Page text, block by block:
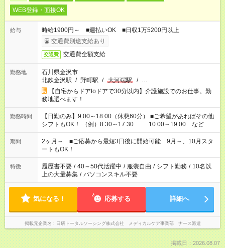
WEB登録・面接OK
給与
時給1900円～ ■週払いOK ■日収1万5200円以上
交通費別途支給あり
交通費 交通費全額支給
勤務地
石川県金沢市
北鉄金沢駅 / 野町駅 / 大河端駅 / …
【自宅からドアtoドアで30分以内】介護施設でのお仕事。勤
務地選べます！
勤務時間
【日勤のみ】9:00～18:00（休憩60分） ■ご希望があればその他
シフトもOK！ （例）8:30～17:30 10:00～19:00 など
「家族とお休みを合わせたい」 「余裕を持って夕飯の準備がし
たい」 「できれば残業はしたくない」 など、ご希望があれば教
えてくださいね。 ※Wワーク希望の方へ 今ご覧のお仕事で希望
する勤務時間と、もう1つのお仕事の勤務時間。 合計で週40時
間を超える場合は応募できません
期間
2ヶ月～ ■ご応募から最短3日後に開始可能 9月～、10月スタ
ートもOK！
特徴 履歴書不要 / 40～50代活躍中 / 服装自由 / シフト勤務 / 10名以
上の大量募集 / パソコンスキル不要
気になる！ 応募する 詳細へ
掲載元企業名 日研トータルソーシング株式会社 メディカルケア事業部 ナース派遣
掲載日：2026.08.07